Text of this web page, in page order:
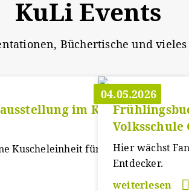
KuLi Events
Büchertische und
im Kindergarten
Kuscheleinheit für die Seele.
04.05.2026
Hier wächst
Entdecker.
weiterlesen